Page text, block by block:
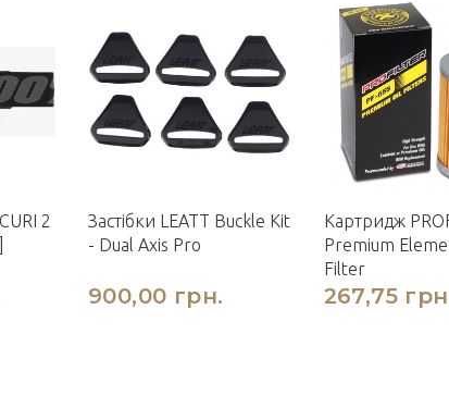
2
Застібки LEATT Buckle Kit
- Dual Axis Pro
900,00 грн.
Картридж
Premium
Filter
267,75